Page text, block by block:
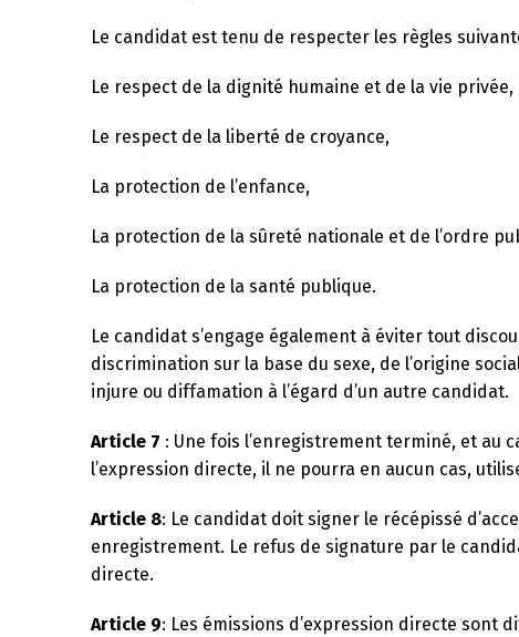
Le candidat est tenu de respecter les règles
Le respect de la dignité humaine et de la vie privée,
Le respect de la liberté de croyance,
La protection de l’enfance,
La protection de la sûreté nationale et de l’ordre
La protection de la santé publique.
Le candidat s’engage également à éviter tout
discrimination sur la base du sexe, de l’origine
injure ou diffamation à l’égard d’un autre candidat.
Article 7 : Une fois l’enregistrement terminé, et au
l’expression directe, il ne pourra en aucun cas,
Article 8: Le candidat doit signer le récépissé
enregistrement. Le refus de signature par le
directe.
Article 9: Les émissions d’expression directe sont